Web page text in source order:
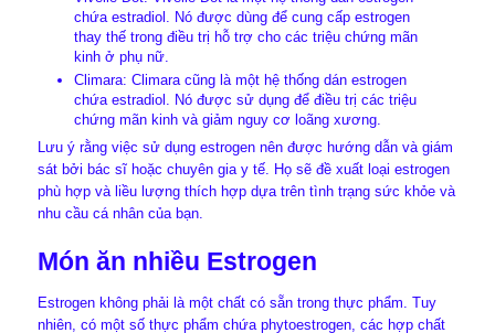
chứa estradiol. Nó được dùng để cung cấp estrogen
thay thế trong điều trị hỗ trợ cho các triệu chứng mãn
kinh ở phụ nữ.
Climara: Climara cũng là một hệ thống dán estrogen
chứa estradiol. Nó được sử dụng để điều trị các triệu
chứng mãn kinh và giảm nguy cơ loãng xương.
Lưu ý rằng việc sử dụng estrogen nên được hướng dẫn và giám
sát bởi bác sĩ hoặc chuyên gia y tế. Họ sẽ đề xuất loại estrogen
phù hợp và liều lượng thích hợp dựa trên tình trạng sức khỏe và
nhu cầu cá nhân của bạn.
Món ăn nhiều Estrogen
Estrogen không phải là một chất có sẵn trong thực phẩm. Tuy
nhiên, có một số thực phẩm chứa phytoestrogen, các hợp chất